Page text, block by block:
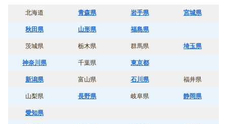
北海道 青森県 岩手県 宮城県
秋田県 山形県 福島県
茨城県 栃木県 群馬県 埼玉県
神奈川県 千葉県 東京都
新潟県 富山県 石川県 福井県
山梨県 長野県 岐阜県 静岡県
愛知県